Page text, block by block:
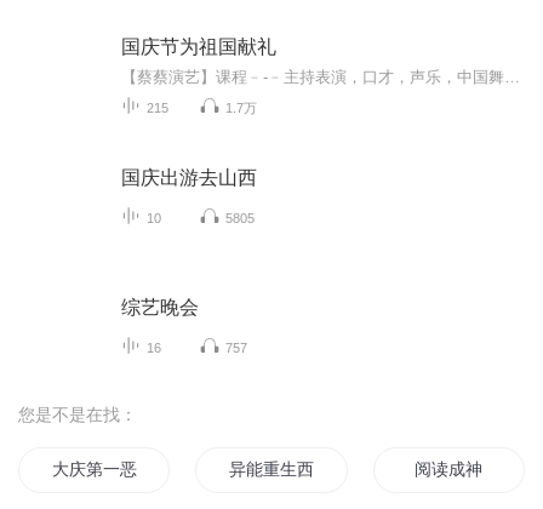
国庆节为祖国献礼
215 1.7万
国庆出游去山西
10 5805
综艺晚会
16 757
您是不是在找：
大庆第一恶 异能重生西门庆 阅读成神